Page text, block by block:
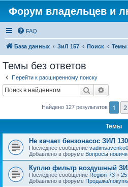
Форум владельцев и
FAQ
База данных ЗиЛ 157 Поиск Темы
Темы без ответов
Перейти к расширенному поиску
Поиск
Найдено 127 результатов 1 2
Темы
Не качает бензонасос ЗИЛ
Последнее сообщение
Добавлено в форуме Вопросы
Куплю фильтр воздушный
Последнее сообщение Region-73 « 25
Добавлено в форуме Продажа/